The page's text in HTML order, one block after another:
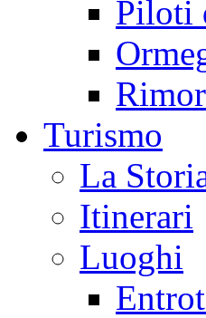
Piloti
Turismo
La
Itinerari
Luoghi